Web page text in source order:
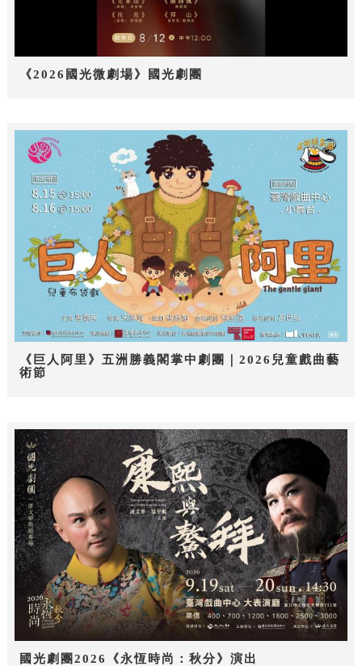
《2026國光微劇場》國光劇團
《巨人阿里》五洲勝義閣掌中劇團｜2026兒童戲曲藝
術節
國光劇團2026《永恆時尚：秋分》演出